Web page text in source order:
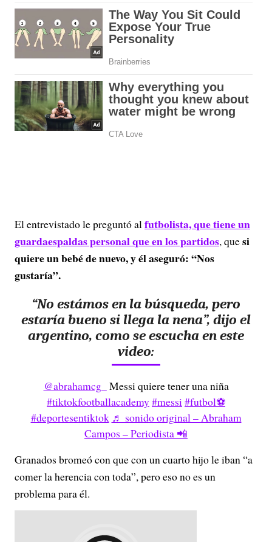
El entrevistado le preguntó alfutbolista, que tiene un
guardaespaldas personal que en los partidos, quesi
quiere un bebé de nuevo, yél aseguró: “Nos
gustaría”.
“No estámos en la búsqueda, pero
estaría bueno si llega la nena”, dijo el
argentino, como se escucha en este
video:
@abrahamcg_ Messi quiere tener una niña
#tiktokfootballacademy#messi#futbol⚽️
#deportesentiktok ♬ sonido original – Abraham
Campos – Periodista 📲
Granados bromeó con que con un cuarto hijo le iban “a
comer la herencia con toda”, pero eso no es un
problema para él.